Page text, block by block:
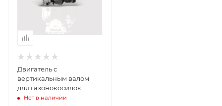
Двигатель с
вертикальным валом
для газонокосилок
Briggs&Stratton 675EXi
Нет в наличии